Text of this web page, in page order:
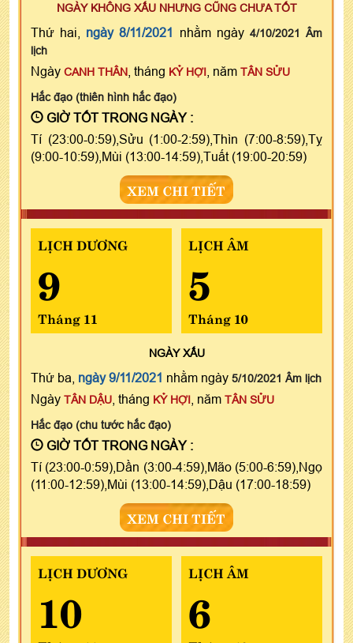
NGÀY KHÔNG XẤU NHƯNG CŨNG CHƯA TỐT
Thứ hai, ngày 8/11/2021 nhằm ngày 4/10/2021 Âm
lịch
Ngày CANH THÂN , tháng KỶ HỢI , năm TÂN SỬU
Hắc đạo (thiên hình hắc đạo)
GIỜ TỐT TRONG NGÀY :
Tí (23:00-0:59),Sửu (1:00-2:59),Thìn (7:00-8:59),Tỵ
(9:00-10:59),Mùi (13:00-14:59),Tuất (19:00-20:59)
XEM CHI TIẾT
LỊCH DƯƠNG
9
Tháng 11
LỊCH ÂM
5
Tháng 10
NGÀYXẤU
Thứ ba, ngày 9/11/2021 nhằm ngày 5/10/2021 Âm lịch
Ngày TÂN DẬU , tháng KỶ HỢI , năm TÂN SỬU
Hắc đạo (chu tước hắc đạo)
GIỜ TỐT TRONG NGÀY :
Tí (23:00-0:59),Dần (3:00-4:59),Mão (5:00-6:59),Ngọ
(11:00-12:59),Mùi (13:00-14:59),Dậu (17:00-18:59)
XEM CHI TIẾT
LỊCH DƯƠNG
10
LỊCH ÂM
6